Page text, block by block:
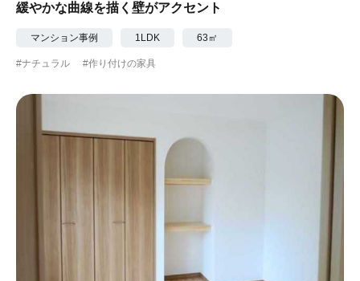
緩やかな曲線を描く壁がアクセント
マンション事例 1LDK 63㎡
#ナチュラル #作り付けの家具